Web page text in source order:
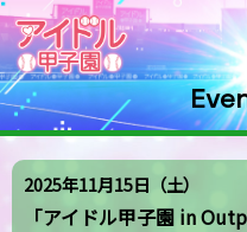
2025年11月15日（土）
「アイドル甲子園 in